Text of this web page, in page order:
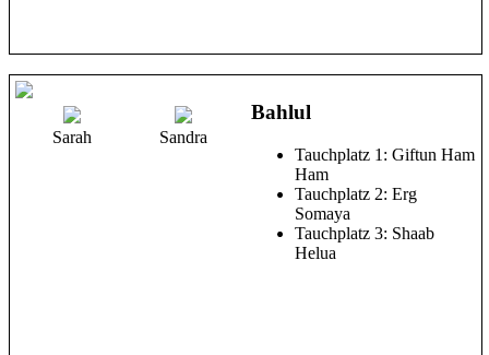
Sarah Sandra
Bahlul
Tauchplatz 1: Giftun Ham
Ham
Tauchplatz 2: Erg
Somaya
Tauchplatz 3: Shaab
Helua